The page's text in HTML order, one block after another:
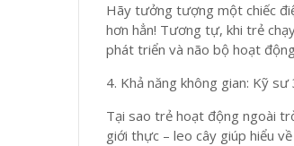
Hãy tưởng tượng một chiếc
hơn hẳn! Tương tự, khi trẻ
phát triển và não bộ hoạt
4. Khả năng không gian: Kỹ
Tại sao trẻ hoạt động ngoài
giới thực – leo cây giúp hiểu